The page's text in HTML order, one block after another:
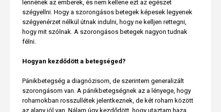
lennének az emberek, és nem kellene ezt az egészet
szégyellni. Hogy a szorongásos betegek képesek legyenek
szégyenérzet nélkül útnak indulni, hogy ne kelljen rettegni,
hogy mit szólnak. A szorongásos betegek nagyon tudnak
félni.
Hogyan kezdődött a betegséged?
Pánikbetegség a diagnózisom, de szerintem generalizált
szorongásom van. A pánikbetegségnek az a lényege, hogy
rohamokban rosszullétek jelentkeznek, de két roham között
az alany jól van. Nálam úgy kezdődött, hogy utaztam haza